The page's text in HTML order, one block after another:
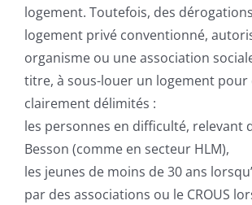
logement. Toutefois, des
logement privé conventionné,
organisme ou une association
titre, à sous-louer un logement pour
clairement délimités :
les personnes en difficulté, relevant
Besson (comme en secteur HLM),
les jeunes de moins de 30 ans
par des associations ou le CROUS